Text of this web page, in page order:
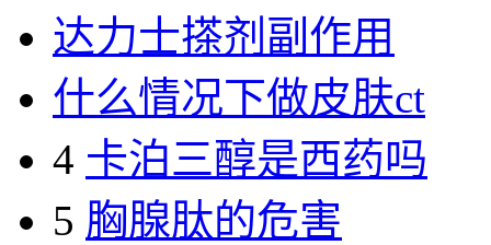
达力士搽剂副作用
什么情况下做皮肤ct
4 卡泊三醇是西药吗
5 胸腺肽的危害